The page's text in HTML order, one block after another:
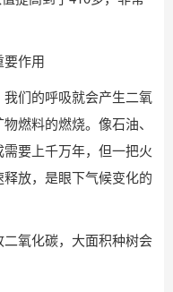
作用
们的呼吸就会产生二氧
燃料的燃烧。像石油、
要上千万年，但一把火
放，是眼下气候变化的
氧化碳，大面积种树会